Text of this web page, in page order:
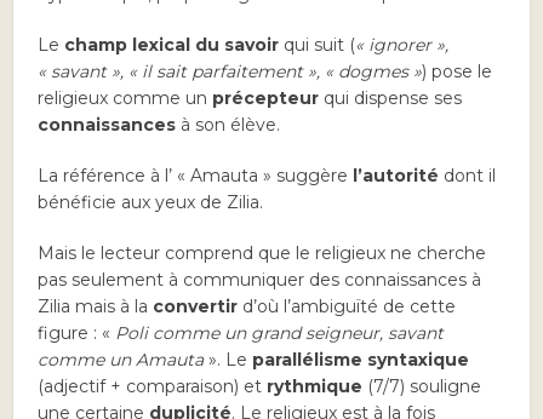
Le champ lexical du savoir qui suit (« ignorer »,
« savant », « il sait parfaitement », « dogmes ») pose le
religieux comme un précepteur qui dispense ses
connaissances à son élève.
La référence à l’ « Amauta » suggère l’autorité dont il
bénéficie aux yeux de Zilia.
Mais le lecteur comprend que le religieux ne cherche
pas seulement à communiquer des connaissances à
Zilia mais à la convertir d’où l’ambiguïté de cette
figure : « Poli comme un grand seigneur, savant
comme un Amauta». Le parallélisme syntaxique
(adjectif + comparaison) et rythmique (7/7) souligne
une certaine duplicité. Le religieux est à la fois